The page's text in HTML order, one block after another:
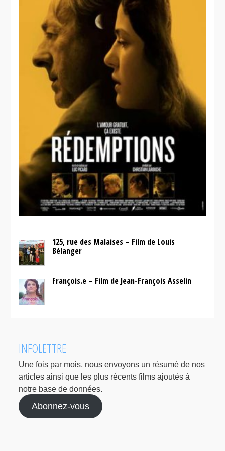
125, rue des Malaises – Film de Louis
Bélanger
François.e – Film de Jean-François Asselin
INFOLETTRE
Une fois par mois, nous envoyons un résumé de nos
articles ainsi que les plus récents films ajoutés à
notre base de données.
Abonnez-vous